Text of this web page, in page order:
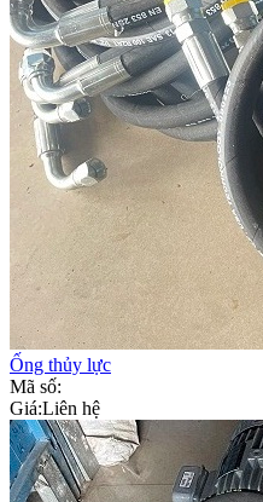
Ống thủy lực
Mã số:
Giá:Liên hệ